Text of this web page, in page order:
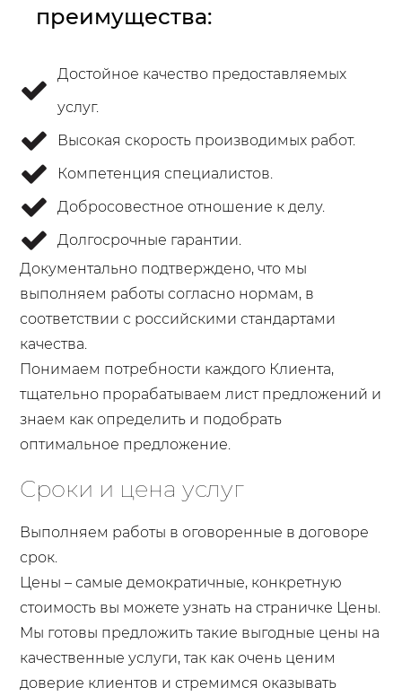
преимущества:
Достойное качество предоставляемых
услуг.
Высокая скорость производимых работ.
Компетенция специалистов.
Добросовестное отношение к делу.
Долгосрочные гарантии.
Документально подтверждено, что мы
выполняем работы согласно нормам, в
соответствии с российскими стандартами
качества.
Понимаем потребности каждого Клиента,
тщательно прорабатываем лист предложений и
знаем как определить и подобрать
оптимальное предложение.
Сроки и цена услуг
Выполняем работы в оговоренные в договоре
срок.
Цены – самые демократичные, конкретную
стоимость вы можете узнать на страничке Цены.
Мы готовы предложить такие выгодные цены на
качественные услуги, так как очень ценим
доверие клиентов и стремимся оказывать